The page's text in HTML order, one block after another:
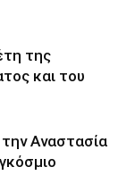
της
και του
Αναστασία